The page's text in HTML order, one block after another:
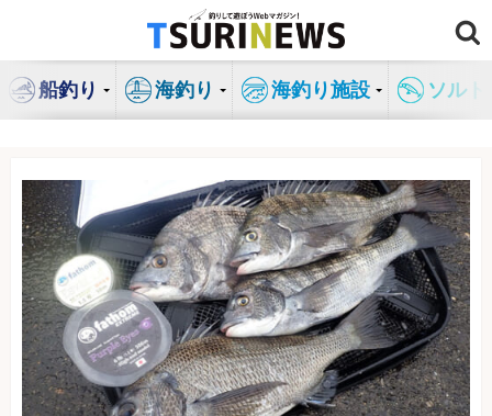
ン
船釣り 海釣り 海釣り施設 ソル